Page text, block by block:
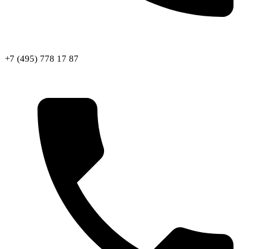
+7 (495) 778 17 87